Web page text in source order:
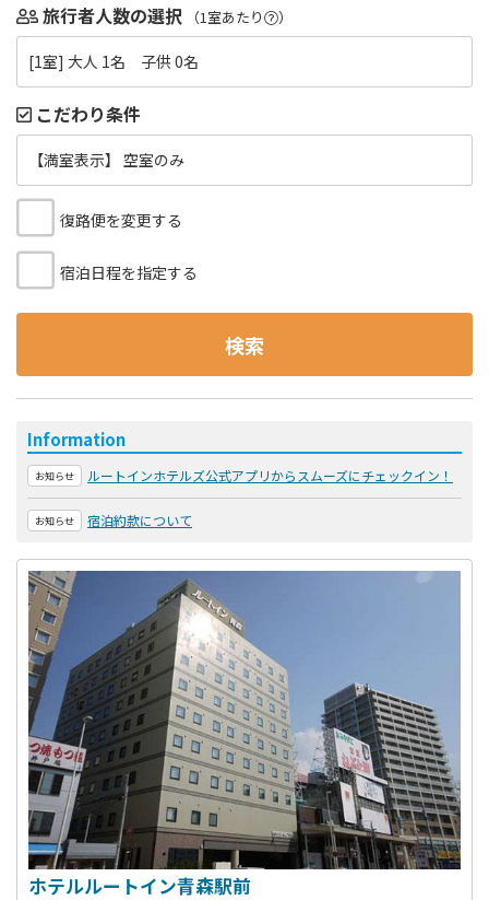
旅行者人数の選択 （1室あたり ）
[1室] 大人 1名 子供 0名
こだわり条件
【満室表示】 空室のみ
復路便を変更する
宿泊日程を指定する
検索
Information
お知らせ ルートインホテルズ公式アプリからスムーズにチェックイン！
お知らせ 宿泊約款について
ホテルルートイン青森駅前